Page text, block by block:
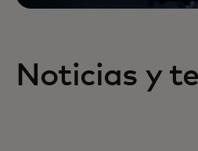
Noticias y